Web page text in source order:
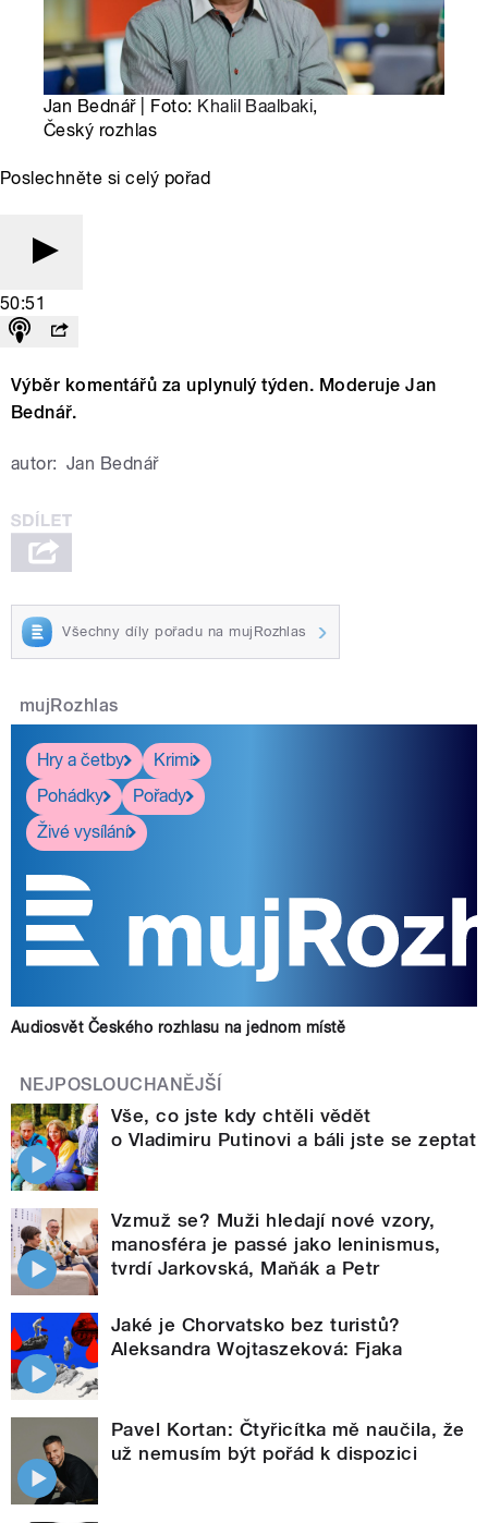
Jan Bednář | Foto: Khalil Baalbaki,
Český rozhlas
Poslechněte si celý pořad
50:51
Výběr komentářů za uplynulý týden. Moderuje Jan
Bednář.
autor: Jan Bednář
Všechny díly pořadu na mujRozhlas
mujRozhlas
Hry a četby
Krimi
Pohádky
Pořady
Živé vysílání
Audiosvět Českého rozhlasu na jednom místě
NEJPOSLOUCHANĚJŠÍ
Vše, co jste kdy chtěli vědět
o Vladimiru Putinovi a báli jste se zeptat
Vzmuž se? Muži hledají nové vzory,
manosféra je passé jako leninismus,
tvrdí Jarkovská, Maňák a Petr
Jaké je Chorvatsko bez turistů?
Aleksandra Wojtaszeková: Fjaka
Pavel Kortan: Čtyřicítka mě naučila, že
už nemusím být pořád k dispozici